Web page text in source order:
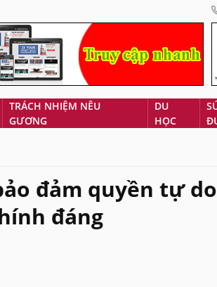
TRÁCH NHIỆM NÊU
GƯƠNG
DU
HỌC
đảm quyền tự do
đáng